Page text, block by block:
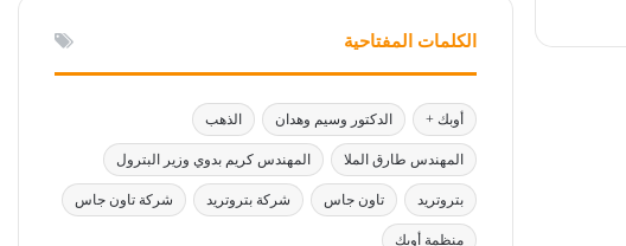
الكلمات المفتاحية
أوبك + الدكتور وسيم وهدان الذهب
المهندس طارق الملا المهندس كريم بدوي وزير البترول
بتروتريد تاون جاس شركة بتروتريد شركة تاون جاس
منظمة أوبك